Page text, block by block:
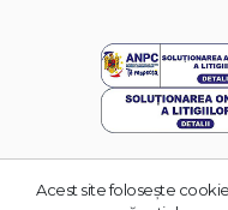
© 2026 Grupul
Acest site foloseşte